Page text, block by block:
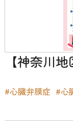
【神奈川
#心臓弁膜症 #心